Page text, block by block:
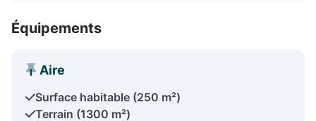
Équipements
Aire
Surface habitable (250 m²)
Terrain (1300 m²)